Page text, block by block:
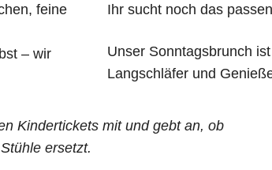
feine
– wir
Ihr sucht noch das
Unser Sonntagsbrunch
Langschläfer und
Kindertickets mit und gebt an, ob
ersetzt.